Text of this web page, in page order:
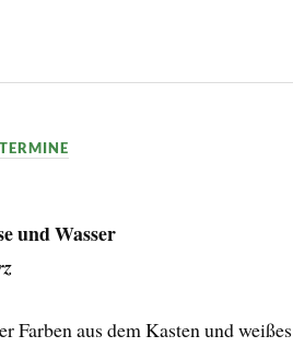
TERMINE
und Wasser
Farben aus dem Kasten und weißes